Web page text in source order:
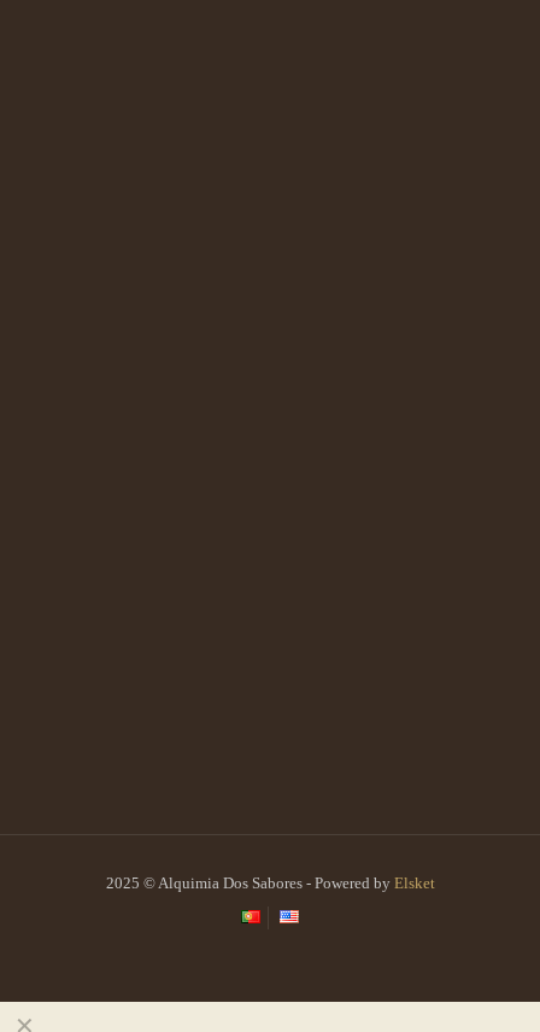
2025 © Alquimia Dos Sabores - Powered by Elsket
✕